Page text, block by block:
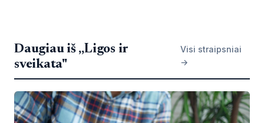
Daugiau iš „Ligos ir
sveikata"
Visi straipsniai
→